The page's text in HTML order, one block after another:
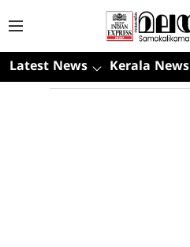
Latest News Kerala News